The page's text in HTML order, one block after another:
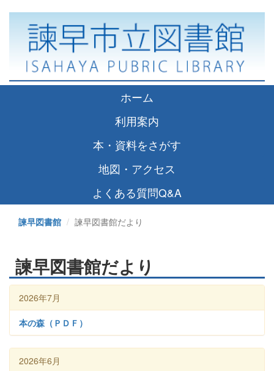
ホーム
利用案内
本・資料をさがす
地図・アクセス
よくある質問Q&A
諫早図書館 諫早図書館だより
諫早図書館だより
2026年7月
本の森（ＰＤＦ）
2026年6月